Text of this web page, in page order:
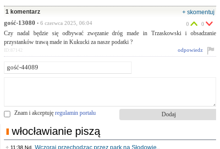
fundusz rozwoju dróg
województwo
1 komentarz
+ skomentuj
gość-13080 • 6 czerwca 2025, 06:04
Czy nadal będzie się odbywać zwęzanie dróg made in Trzaskowski i obsadzanie
przystanków trawą made in Kukucki za nasze podatki ?
0 0
odpowiedz
ID:87142
Znam i akceptuję regulamin portalu
włocławianie piszą
11:38 Nd. Wczoraj przechodząc przez park na Słodowie..